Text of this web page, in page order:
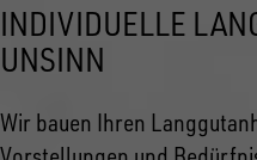
INDIVIDUELLE
UNSINN
Wir bauen Ihren